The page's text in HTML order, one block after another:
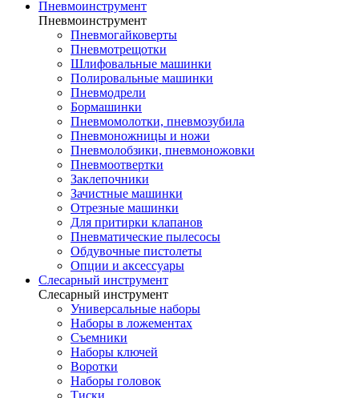
Пневмоинструмент
Пневмоинструмент
Пневмогайковерты
Пневмотрещотки
Шлифовальные машинки
Полировальные машинки
Пневмодрели
Бормашинки
Пневмомолотки, пневмозубила
Пневмоножницы и ножи
Пневмолобзики, пневмоножовки
Пневмоотвертки
Заклепочники
Зачистные машинки
Отрезные машинки
Для притирки клапанов
Пневматические пылесосы
Обдувочные пистолеты
Опции и аксессуары
Слесарный инструмент
Слесарный инструмент
Универсальные наборы
Наборы в ложементах
Съемники
Наборы ключей
Воротки
Наборы головок
Тиски